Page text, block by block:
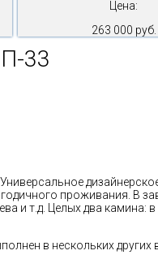
Цена:
263 000 руб.
33
проживания. В
и т.д. Целых два
в нескольких